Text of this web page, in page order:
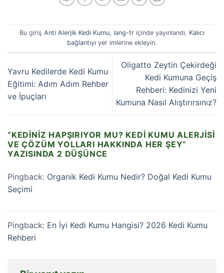
Bu giriş Anti Alerjik Kedi Kumu, lang-tr içinde yayınlandı. Kalıcı
bağlantıyı yer imlerine ekleyin.
Yavru Kedilerde Kedi Kumu
Eğitimi: Adım Adım Rehber
ve İpuçları
Oligatto Zeytin Çekirdeği
Kedi Kumuna Geçiş
Rehberi: Kedinizi Yeni
Kumuna Nasıl Alıştırırsınız?
“KEDINIZ HAPŞIRIYOR MU? KEDI KUMU ALERJISI
VE ÇÖZÜM YOLLARI HAKKINDA HER ŞEY”
YAZISINDA 2 DÜŞÜNCE
Pingback: Organik Kedi Kumu Nedir? Doğal Kedi Kumu
Seçimi
Pingback: En İyi Kedi Kumu Hangisi? 2026 Kedi Kumu
Rehberi